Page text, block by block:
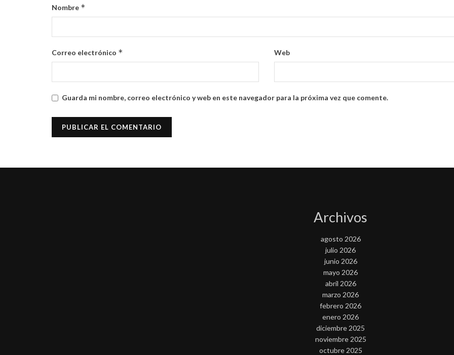
Nombre *
Correo electrónico * Web
Guarda mi nombre, correo electrónico y web en este navegador para la próxima vez que comente.
Archivos
agosto 2026
julio 2026
junio 2026
mayo 2026
abril 2026
marzo 2026
febrero 2026
enero 2026
diciembre 2025
noviembre 2025
octubre 2025